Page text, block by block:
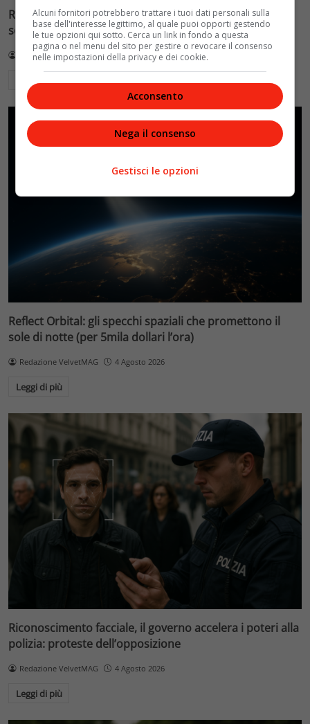
Reflect Orbital: gli specchi spaziali che promettono il
sole di notte (per 5mila dollari l’ora)
Redazione VelvetMAG 4 Agosto 2026
Reflect Orbital: gli specchi spaziali che promettono il
sole di notte (per 5mila dollari l’ora)
Redazione VelvetMAG 4 Agosto 2026
Leggi di più
Riconoscimento facciale, il governo accelera i poteri alla
polizia: proteste dell’opposizione
Redazione VelvetMAG 4 Agosto 2026
Leggi di più
Alcuni fornitori potrebbero trattare i tuoi dati personali sulla
base dell'interesse legittimo, al quale puoi opporti gestendo
le tue opzioni qui sotto. Cerca un link in fondo a questa
pagina o nel menu del sito per gestire o revocare il consenso
nelle impostazioni della privacy e dei cookie.
Acconsento
Nega il consenso
Gestisci le opzioni